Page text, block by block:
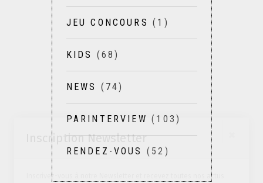
JEU CONCOURS (1)
KIDS (68)
NEWS (74)
PARINTERVIEW (103)
RENDEZ-VOUS (52)
Inscription Newsletter
Inscrivez-vous à notre Newsletter et recevez toutes nos actus